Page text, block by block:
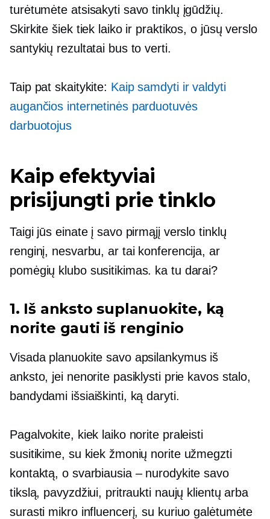
turėtumėte atsisakyti savo tinklų įgūdžių.
Skirkite šiek tiek laiko ir praktikos, o jūsų verslo
santykių rezultatai bus to verti.
Taip pat skaitykite: Kaip samdyti ir valdyti
augančios internetinės parduotuvės
darbuotojus
Kaip efektyviai
prisijungti prie tinklo
Taigi jūs einate į savo pirmąjį verslo tinklų
renginį, nesvarbu, ar tai konferencija, ar
pomėgių klubo susitikimas. ka tu darai?
1. Iš anksto suplanuokite, ką
norite gauti iš renginio
Visada planuokite savo apsilankymus iš
anksto, jei nenorite pasiklysti prie kavos stalo,
bandydami išsiaiškinti, ką daryti.
Pagalvokite, kiek laiko norite praleisti
susitikime, su kiek žmonių norite užmegzti
kontaktą, o svarbiausia – nurodykite savo
tikslą, pavyzdžiui, pritraukti naujų klientų arba
surasti mikro influencerį, su kuriuo galėtumėte